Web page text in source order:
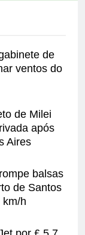
de
ventos do
de Milei
após
Aires
balsas
de Santos
km/h